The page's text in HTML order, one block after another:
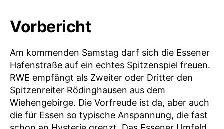
Vorbericht
Am kommenden Samstag darf sich die Essener
Hafenstraße auf ein echtes Spitzenspiel freuen.
RWE empfängt als Zweiter oder Dritter den
Spitzenreiter Rödinghausen aus dem
Wiehengebirge. Die Vorfreude ist da, aber auch
die für Essen so typische Anspannung, die fast